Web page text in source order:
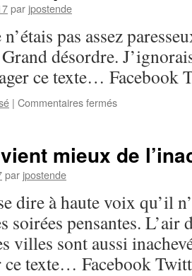
bateau
par jpostende
pas assez
désordre.
ce texte… Facebook
| Commentaires ferméssur
être
mieux de
par jpostende
dire à haute voix qu’il
soirées pensantes. L’air
villes sont aussi
ce texte… Facebook